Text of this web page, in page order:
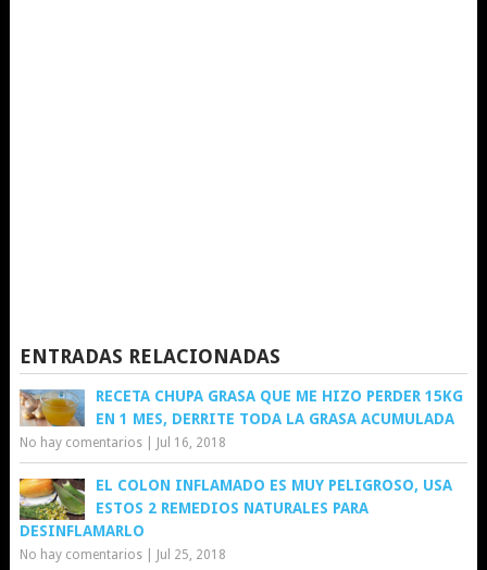
ENTRADAS RELACIONADAS
RECETA CHUPA GRASA QUE ME HIZO PERDER 15KG
EN 1 MES, DERRITE TODA LA GRASA ACUMULADA
No hay comentarios| Jul 16, 2018
EL COLON INFLAMADO ES MUY PELIGROSO, USA
ESTOS 2 REMEDIOS NATURALES PARA
DESINFLAMARLO
No hay comentarios| Jul 25, 2018